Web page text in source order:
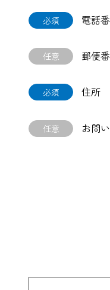
必須 電話
任意 郵便
必須 住所
任意 お問